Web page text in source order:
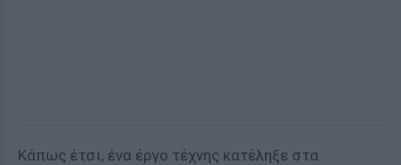
Κάπως έτσι, ένα έργο τέχνης κατέληξε στα